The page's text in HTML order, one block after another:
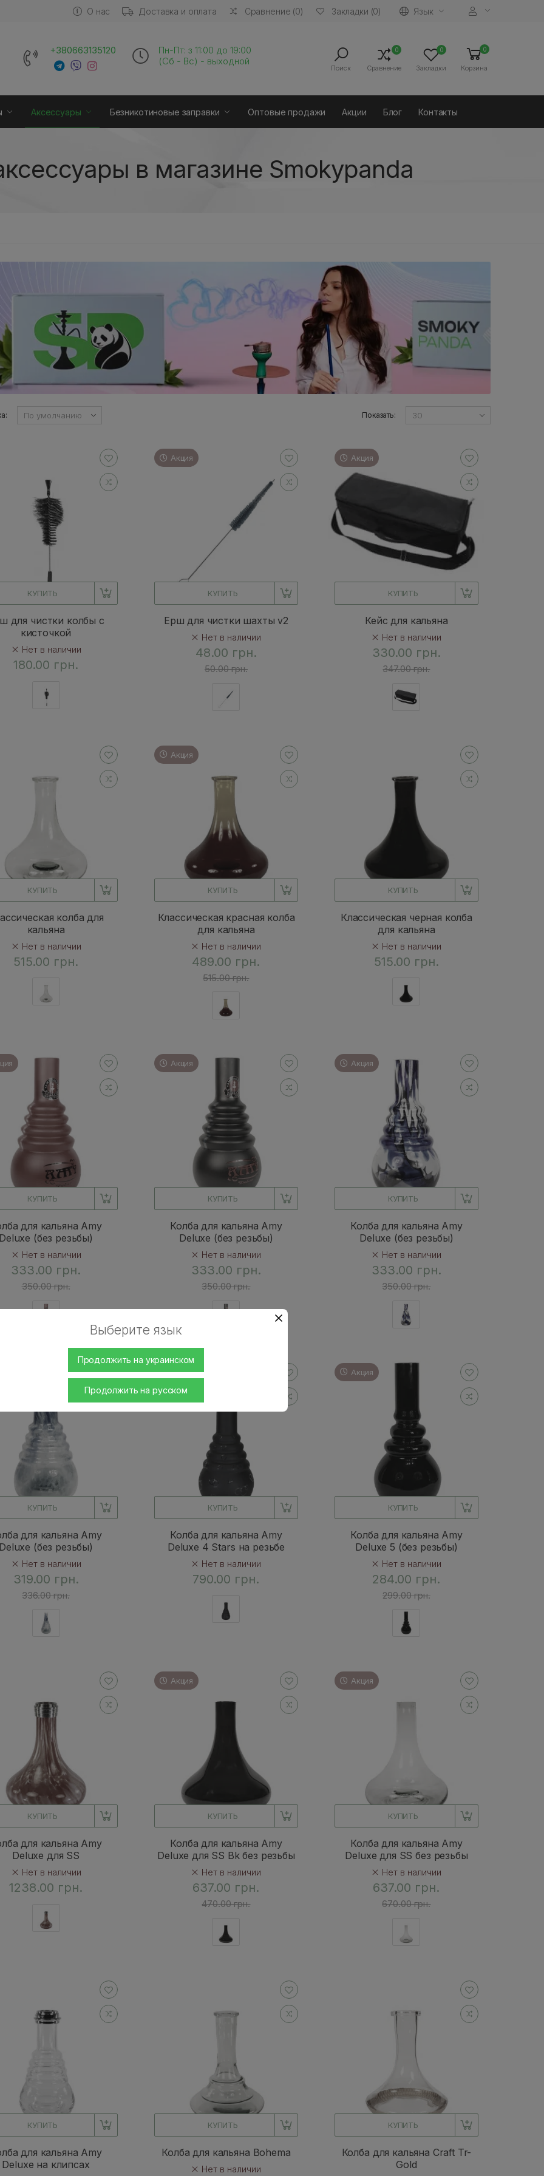
О нас Доставка и оплата Сравнение (0) Закладки (0) Язык
+380663135120
Пн-Пт: з 11:00 до 19:00
(Сб - Вс) - выходной
Поиск
0
Сравнение
0
Закладки
0
Корзина
Аксессуары Безникотиновые заправки Оптовые продажи Акции Блог Контакты
Выберите язык
Продолжить на украинском
Продолжить на русском
в магазине Smokypanda
Показать:
КУПИТЬ
для чистки колбы с
кисточкой
Нет в наличии
180.00 грн.
Акция
КУПИТЬ
Ерш для чистки шахты v2
Нет в наличии
48.00 грн.
50.00 грн.
Акция
КУПИТЬ
Кейс для кальяна
Нет в наличии
330.00 грн.
347.00 грн.
КУПИТЬ
колба для
кальяна
Нет в наличии
515.00 грн.
Акция
КУПИТЬ
Классическая красная колба
для кальяна
Нет в наличии
489.00 грн.
515.00 грн.
КУПИТЬ
Классическая черная колба
для кальяна
Нет в наличии
515.00 грн.
КУПИТЬ
для кальяна Amy
Deluxe (без резьбы)
Нет в наличии
333.00 грн.
350.00 грн.
Акция
КУПИТЬ
Колба для кальяна Amy
Deluxe (без резьбы)
Нет в наличии
333.00 грн.
350.00 грн.
Акция
КУПИТЬ
Колба для кальяна Amy
Deluxe (без резьбы)
Нет в наличии
333.00 грн.
350.00 грн.
КУПИТЬ
для кальяна Amy
Deluxe (без резьбы)
Нет в наличии
319.00 грн.
336.00 грн.
КУПИТЬ
Колба для кальяна Amy
Deluxe 4 Stars на резьбе
Нет в наличии
790.00 грн.
Акция
КУПИТЬ
Колба для кальяна Amy
Deluxe 5 (без резьбы)
Нет в наличии
284.00 грн.
299.00 грн.
КУПИТЬ
для кальяна Amy
Deluxe для SS
Нет в наличии
1238.00 грн.
Акция
КУПИТЬ
Колба для кальяна Amy
Deluxe для SS Bk без резьбы
Нет в наличии
637.00 грн.
470.00 грн.
Акция
КУПИТЬ
Колба для кальяна Amy
Deluxe для SS без резьбы
Нет в наличии
637.00 грн.
670.00 грн.
КУПИТЬ
для кальяна Amy
Deluxe на клипсах
КУПИТЬ
Колба для кальяна Bohema
Нет в наличии
КУПИТЬ
Колба для кальяна Craft Tr-
Gold